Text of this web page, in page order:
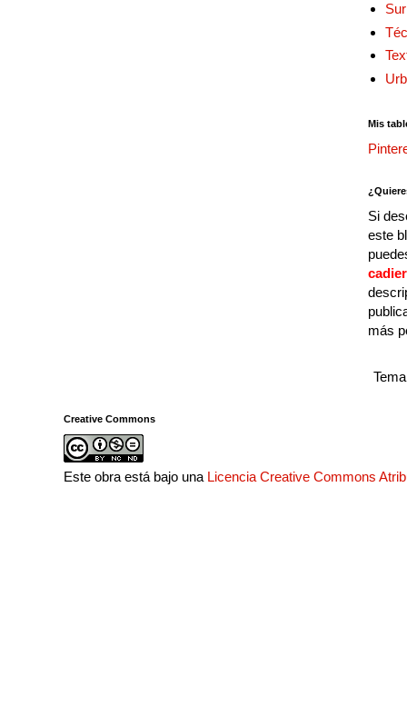
Mis
Si
este
más
Creative Commons
Este obra está bajo una Licencia Creative Commons